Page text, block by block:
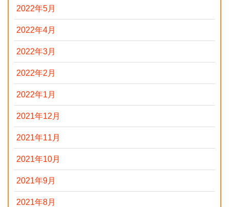
2022年5月
2022年4月
2022年3月
2022年2月
2022年1月
2021年12月
2021年11月
2021年10月
2021年9月
2021年8月